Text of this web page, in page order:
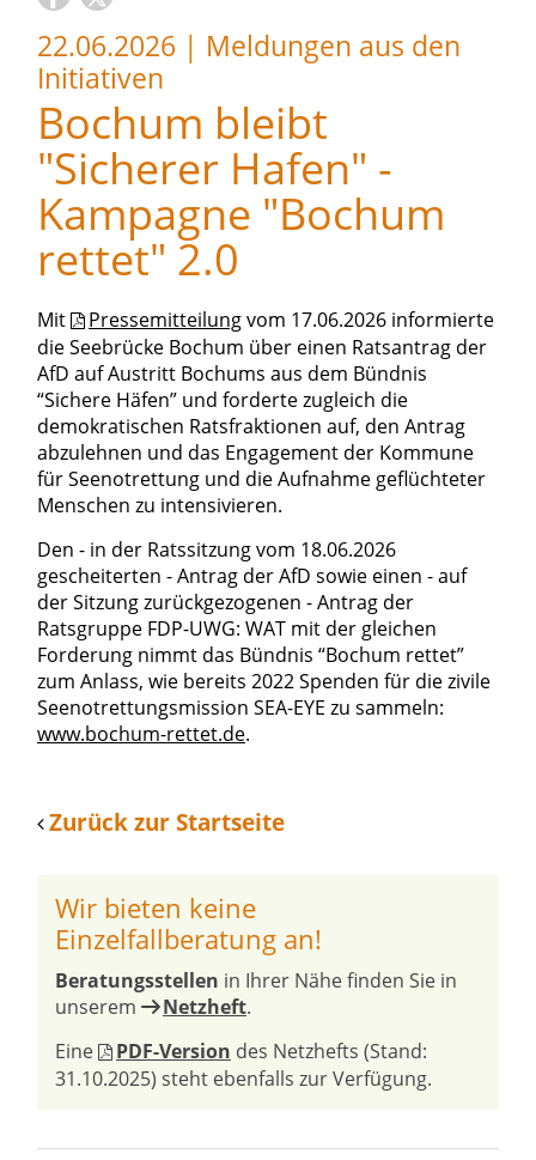
22.06.2026 | Meldungen aus den
Initiativen
Bochum bleibt
"Sicherer Hafen" -
Kampagne "Bochum
rettet" 2.0
Mit Pressemitteilungvom 17.06.2026 informierte
die Seebrücke Bochum über einen Ratsantrag der
AfD auf Austritt Bochums aus dem Bündnis
“Sichere Häfen” und forderte zugleich die
demokratischen Ratsfraktionen auf, den Antrag
abzulehnen und das Engagement der Kommune
für Seenotrettung und die Aufnahme geflüchteter
Menschen zu intensivieren.
Den - in der Ratssitzung vom 18.06.2026
gescheiterten - Antrag der AfD sowie einen - auf
der Sitzung zurückgezogenen - Antrag der
Ratsgruppe FDP-UWG: WAT mit der gleichen
Forderung nimmt das Bündnis “Bochum rettet”
zum Anlass, wie bereits 2022 Spenden für die zivile
Seenotrettungsmission SEA-EYE zu sammeln:
www.bochum-rettet.de.
Zurück zur Startseite
Wir bieten keine
Einzelfallberatung an!
Beratungsstellen in Ihrer Nähe finden Sie in
unserem
Netzheft.
Eine
PDF-Version des Netzhefts (Stand:
31.10.2025) steht ebenfalls zur Verfügung.